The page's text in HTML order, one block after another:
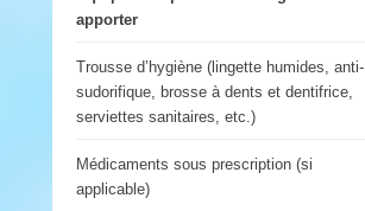
apporter
Trousse d’hygiène (lingette humides, anti-
sudorifique, brosse à dents et dentifrice,
serviettes sanitaires, etc.)
Médicaments sous prescription (si
applicable)